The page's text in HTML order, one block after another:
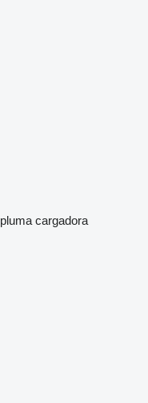
cargadora